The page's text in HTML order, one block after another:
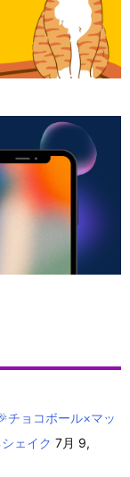
チョコボール×マッ
ェイク 7月 9,